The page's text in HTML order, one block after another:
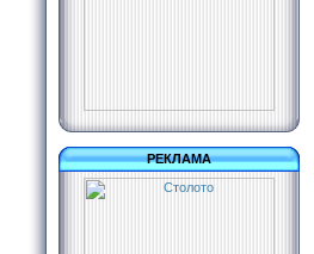
РЕКЛАМА